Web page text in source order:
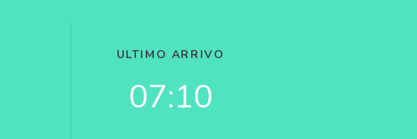
ULTIMO ARRIVO
07:10